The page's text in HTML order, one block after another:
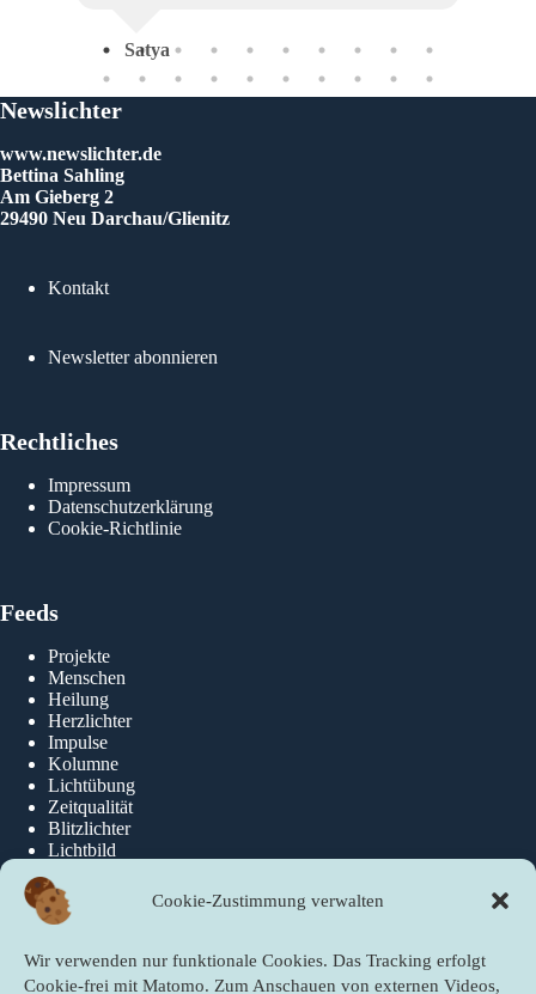
Cookie-Zustimmung verwalten
Wir verwenden nur funktionale Cookies. Das Tracking erfolgt
Cookie-frei mit Matomo. Zum Anschauen von externen Videos,
zu
Satya
Newslichter
www.newslichter.de
Bettina Sahling
Am Gieberg 2
29490 Neu Darchau/Glienitz
Kontakt
Newsletter abonnieren
Rechtliches
Impressum
Datenschutzerklärung
Cookie-Richtlinie
Feeds
Projekte
Menschen
Heilung
Herzlichter
Impulse
Kolumne
Lichtübung
Zeitqualität
Blitzlichter
Lichtbild
Über Uns